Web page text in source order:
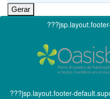
???jsp.layout.footer-